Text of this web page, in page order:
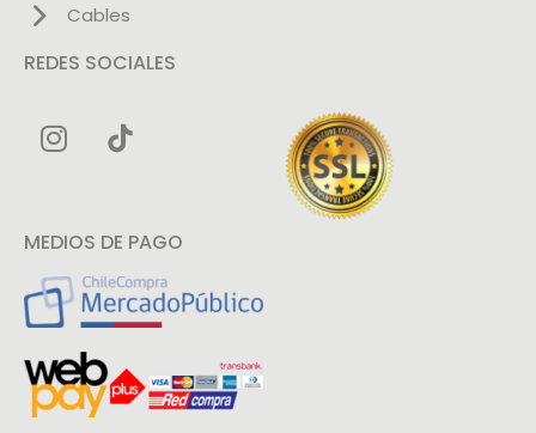
Cables
REDES SOCIALES
MEDIOS DE PAGO